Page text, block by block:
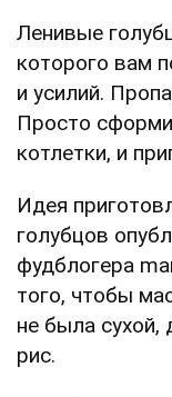
Ленивые
которого вам
и усилий.
Просто
котлетки, и
Идея
голубцов
фудблогера
того, чтобы
не была сухой,
рис.